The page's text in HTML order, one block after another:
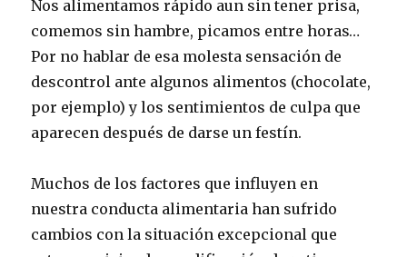
Nos alimentamos rápido aun sin tener prisa,
comemos sin hambre, picamos entre horas…
Por no hablar de esa molesta sensación de
descontrol ante algunos alimentos (chocolate,
por ejemplo) y los sentimientos de culpa que
aparecen después de darse un festín.
Muchos de los factores que influyen en
nuestra conducta alimentaria han sufrido
cambios con la situación excepcional que